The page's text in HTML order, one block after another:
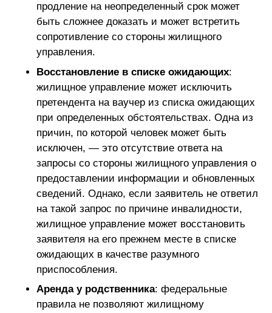
продление на неопределенный срок может
быть сложнее доказать и может встретить
сопротивление со стороны жилищного
управления.
Восстановление в списке ожидающих:
жилищное управление может исключить
претендента на ваучер из списка ожидающих
при определенных обстоятельствах. Одна из
причин, по которой человек может быть
исключен, — это отсутствие ответа на
запросы со стороны жилищного управления о
предоставлении информации и обновленных
сведений. Однако, если заявитель не ответил
на такой запрос по причине инвалидности,
жилищное управление может восстановить
заявителя на его прежнем месте в списке
ожидающих в качестве разумного
приспособления.
Аренда у родственника: федеральные
правила не позволяют жилищному